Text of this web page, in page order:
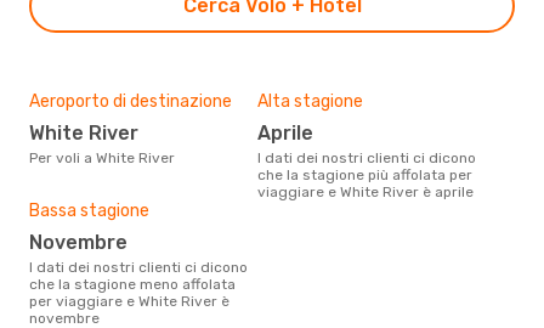
Cerca Volo + Hotel
Aeroporto di destinazione
White River
Per voli a White River
Alta stagione
aprile
I dati dei nostri clienti ci dicono
che la stagione più affolata per
viaggiare e White River è aprile
Bassa stagione
novembre
I dati dei nostri clienti ci dicono
che la stagione meno affolata
per viaggiare e White River è
novembre